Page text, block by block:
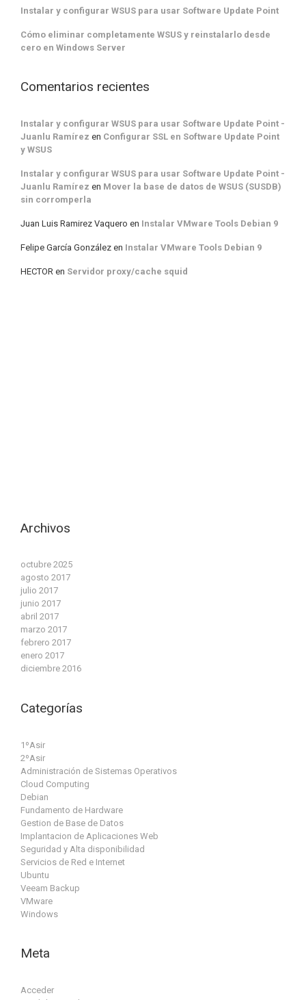
Instalar y configurar WSUS para usar Software Update Point
Cómo eliminar completamente WSUS y reinstalarlo desde
cero en Windows Server
Comentarios recientes
Instalar y configurar WSUS para usar Software Update Point -
Juanlu Ramírez en Configurar SSL en Software Update Point
y WSUS
Instalar y configurar WSUS para usar Software Update Point -
Juanlu Ramírez en Mover la base de datos de WSUS (SUSDB)
sin corromperla
Juan Luis Ramirez Vaquero en Instalar VMware Tools Debian 9
Felipe García González en Instalar VMware Tools Debian 9
HECTOR en Servidor proxy/cache squid
Archivos
octubre 2025
agosto 2017
julio 2017
junio 2017
abril 2017
marzo 2017
febrero 2017
enero 2017
diciembre 2016
Categorías
1ºAsir
2ºAsir
Administración de Sistemas Operativos
Cloud Computing
Debian
Fundamento de Hardware
Gestion de Base de Datos
Implantacion de Aplicaciones Web
Seguridad y Alta disponibilidad
Servicios de Red e Internet
Ubuntu
Veeam Backup
VMware
Windows
Meta
Acceder